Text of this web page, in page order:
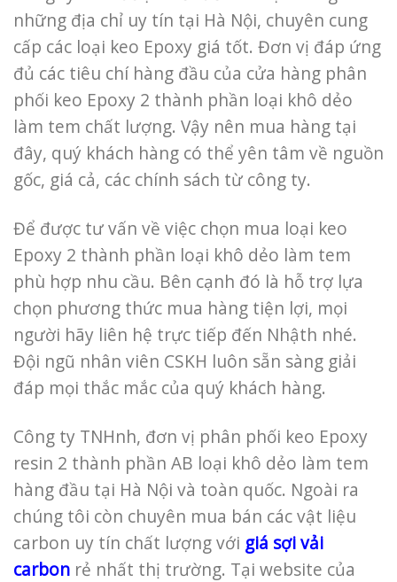
những địa chỉ uy tín tại Hà Nội, chuyên cung
cấp các loại keo Epoxy giá tốt. Đơn vị đáp ứng
đủ các tiêu chí hàng đầu của cửa hàng phân
phối keo Epoxy 2 thành phần loại khô dẻo
làm tem chất lượng. Vậy nên mua hàng tại
đây, quý khách hàng có thể yên tâm về nguồn
gốc, giá cả, các chính sách từ công ty.
Để được tư vấn về việc chọn mua loại keo
Epoxy 2 thành phần loại khô dẻo làm tem
phù hợp nhu cầu. Bên cạnh đó là hỗ trợ lựa
chọn phương thức mua hàng tiện lợi, mọi
người hãy liên hệ trực tiếp đến Nhậth nhé.
Đội ngũ nhân viên CSKH luôn sẵn sàng giải
đáp mọi thắc mắc của quý khách hàng.
Công ty TNHnh, đơn vị phân phối keo Epoxy
resin 2 thành phần AB loại khô dẻo làm tem
hàng đầu tại Hà Nội và toàn quốc. Ngoài ra
chúng tôi còn chuyên mua bán các vật liệu
carbon uy tín chất lượng với giá sợi vải
carbon rẻ nhất thị trường. Tại website của